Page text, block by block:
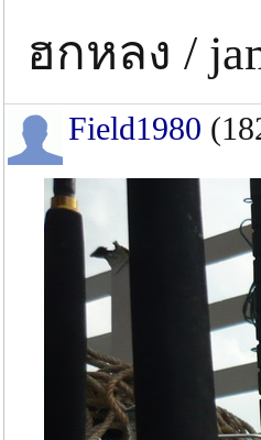
ฮกหลง /
Field1980